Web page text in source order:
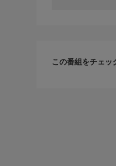
この番組をチェッ